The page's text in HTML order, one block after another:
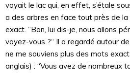
voyait le lac qui, en effet, s’étale
a des arbres en face tout près de
exact. “Bon, lui dis-je, nous allons
voyez-vous ?“ Il a regardé autour
ne me souviens plus des mots
anglais) : “Vous avez de nombreux